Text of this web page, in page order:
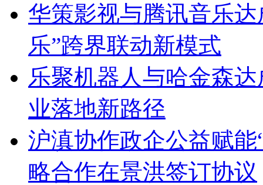
华策影视与腾讯音乐
乐”跨界联动新模式
乐聚机器人与哈金森
业落地新路径
沪滇协作政企公益赋
略合作在景洪签订协议